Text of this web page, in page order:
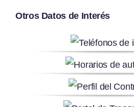
Otros Datos de Interés